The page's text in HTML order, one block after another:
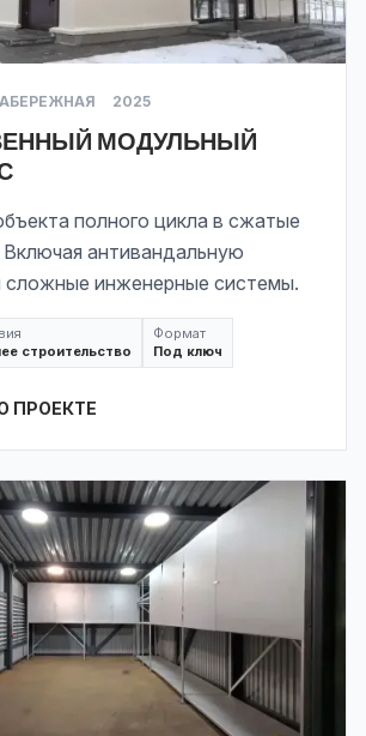
2025
МОДУЛЬНЫЙ
полного цикла в сжатые
антивандальную
сложные инженерные системы.
строительство
Формат
Под ключ
ПРОЕКТЕ